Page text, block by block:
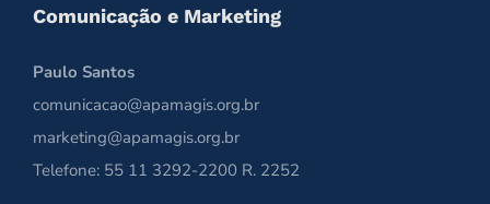
Comunicação e Marketing
Paulo Santos
comunicacao@apamagis.org.br
marketing@apamagis.org.br
Telefone: 55 11 3292-2200 R. 2252